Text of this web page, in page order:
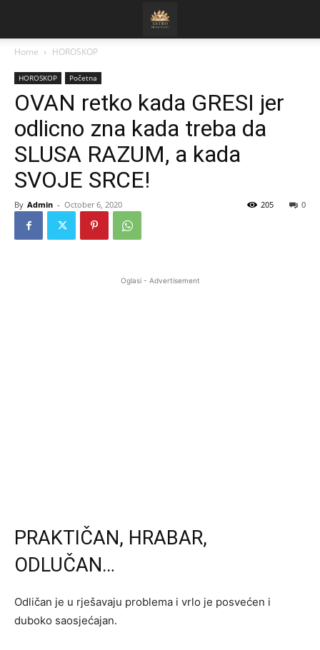
Home HOROSKOP
HOROSKOP Početna
OVAN retko kada GRESI jer
odlicno zna kada treba da
SLUSA RAZUM, a kada
SVOJE SRCE!
By Admin - October 6, 2020 0
205
Oglasi - Advertisement
PRAKTIČAN, HRABAR,
ODLUČAN…
Odličan je u rješavaju problema i vrlo je posvećen i
duboko saosjećajan.